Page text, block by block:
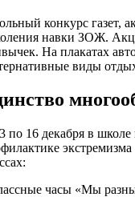
конкурс газет,
навки ЗОЖ.
На плакатах
виды
по 16 декабря в
часы «Мы